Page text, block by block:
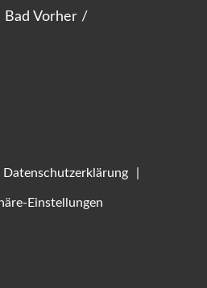
Bad Vorher /
Datenschutzerklärung
Einstellungen